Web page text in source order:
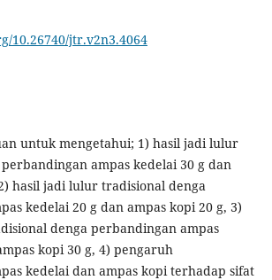
10.26740/jtr.v2n3.4064
untuk mengetahui; 1) hasil jadi lulur
ampas kedelai 30 g dan
hasil jadi lulur tradisional denga
kedelai 20 g dan ampas kopi 20 g, 3)
denga perbandingan ampas
kopi 30 g, 4) pengaruh
kedelai dan ampas kopi terhadap sifat